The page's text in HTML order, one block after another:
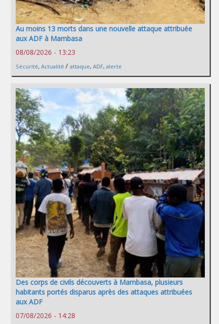
Au moins 13 morts dans une nouvelle attaque attribuée
aux ADF à Mambasa
08/08/2026 - 13:23
Sécurité, Actualité / attaque, ADF, alerte
Des corps de civils découverts à Mambasa, plusieurs
habitants portés disparus après des attaques attribuées
aux ADF
07/08/2026 - 14:28